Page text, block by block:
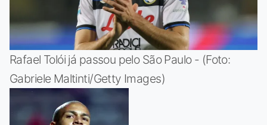
Rafael Tolói já passou pelo São Paulo - (Foto:
Gabriele Maltinti/Getty Images)